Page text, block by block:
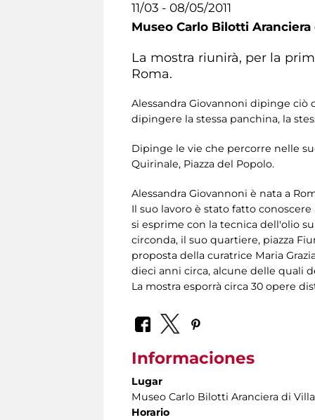
11/03 - 08/05/2011
Museo Carlo Bilotti
La mostra riunirà, per la
Roma.
Alessandra Giovannoni dipinge ciò
dipingere la stessa panchina, la
Dipinge le vie che percorre nelle
Quirinale, Piazza del Popolo.
Alessandra Giovannoni è nata a
Il suo lavoro è stato fatto
si esprime con la tecnica dell'olio
circonda, il suo quartiere, piazza
proposta della curatrice Maria
dieci anni circa, alcune delle quali
La mostra esporrà circa 30 opere
Informaciones
Lugar
Museo Carlo Bilotti Aranciera di
Horario